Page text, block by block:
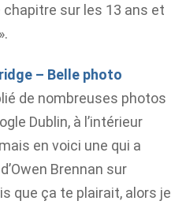
chapitre sur les 13 ans et
– Belle photo
de nombreuses photos
Dublin, à l’intérieur
en voici une qui a
Brennan sur
que ça te plairait, alors je